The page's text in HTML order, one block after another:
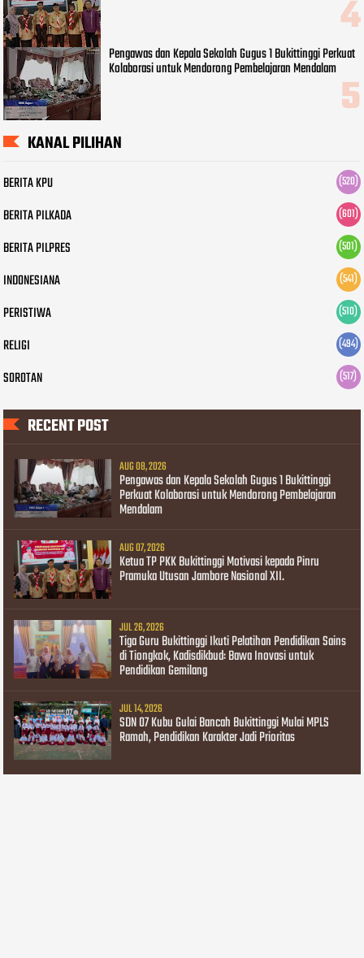
Pengawas dan Kepala Sekolah Gugus 1 Bukittinggi Perkuat
Kolaborasi untuk Mendorong Pembelajaran Mendalam
KANAL PILIHAN
BERITA KPU (520)
BERITA PILKADA (601)
BERITA PILPRES (501)
INDONESIANA (541)
PERISTIWA (510)
RELIGI (494)
SOROTAN (517)
RECENT POST
AUG 08, 2026
Pengawas dan Kepala Sekolah Gugus 1 Bukittinggi
Perkuat Kolaborasi untuk Mendorong Pembelajaran
Mendalam
AUG 07, 2026
Ketua TP PKK Bukittinggi Motivasi kepada Pinru
Pramuka Utusan Jambore Nasional XII.
JUL 26, 2026
Tiga Guru Bukittinggi Ikuti Pelatihan Pendidikan Sains
di Tiongkok, Kadisdikbud: Bawa Inovasi untuk
Pendidikan Gemilang
JUL 14, 2026
SDN 07 Kubu Gulai Bancah Bukittinggi Mulai MPLS
Ramah, Pendidikan Karakter Jadi Prioritas